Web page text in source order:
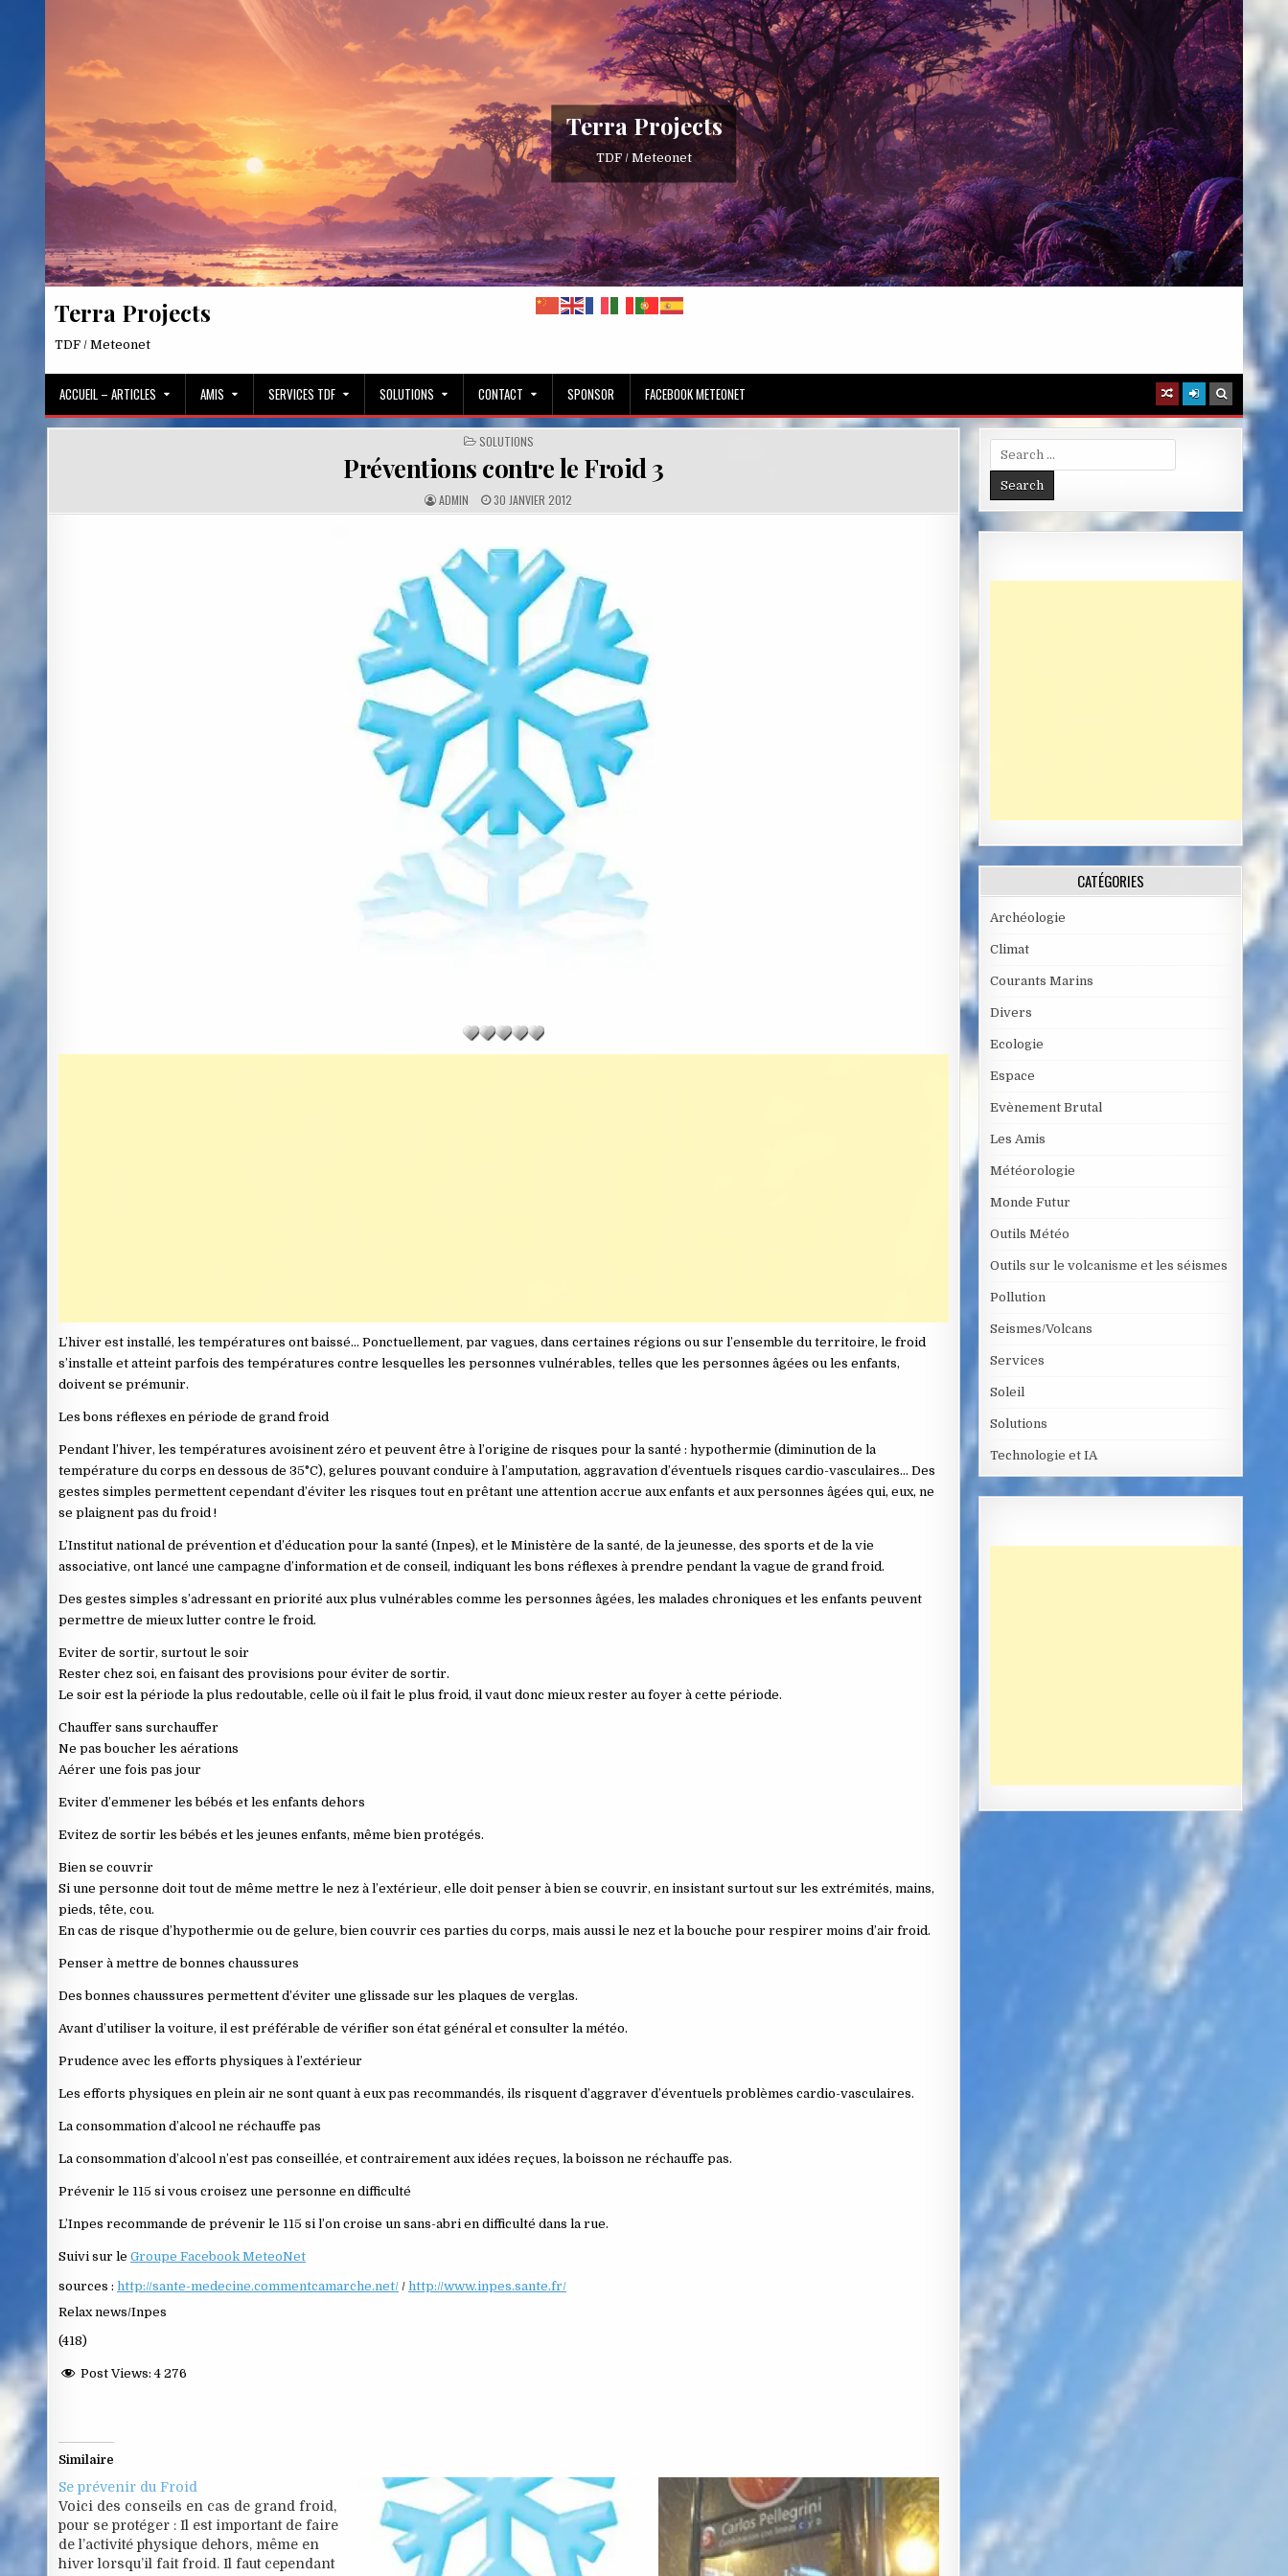
Terra Projects
TDF / Meteonet
Terra Projects
TDF / Meteonet
ACCUEIL – ARTICLES AMIS SERVICES TDF SOLUTIONS CONTACT SPONSOR FACEBOOK METEONET
POSTED
IN
SOLUTIONS
Préventions contre le Froid 3
A
U
ADMIN P
U
I
S
E
30 JANVIER 2012
L’hiver est installé, les températures ont baissé… Ponctuellement, par vagues, dans certaines régions ou sur l’ensemble du territoire, le froid
s’installe et atteint parfois des températures contre lesquelles les personnes vulnérables, telles que les personnes âgées ou les enfants,
doivent se prémunir.
Les bons réflexes en période de grand froid
Pendant l’hiver, les températures avoisinent zéro et peuvent être à l’origine de risques pour la santé : hypothermie (diminution de la
température du corps en dessous de 35°C), gelures pouvant conduire à l’amputation, aggravation d’éventuels risques cardio-vasculaires… Des
gestes simples permettent cependant d’éviter les risques tout en prêtant une attention accrue aux enfants et aux personnes âgées qui, eux, ne
se plaignent pas du froid !
L’Institut national de prévention et d’éducation pour la santé (Inpes), et le Ministère de la santé, de la jeunesse, des sports et de la vie
associative, ont lancé une campagne d’information et de conseil, indiquant les bons réflexes à prendre pendant la vague de grand froid.
Des gestes simples s’adressant en priorité aux plus vulnérables comme les personnes âgées, les malades chroniques et les enfants peuvent
permettre de mieux lutter contre le froid.
Eviter de sortir, surtout le soir
Rester chez soi, en faisant des provisions pour éviter de sortir.
Le soir est la période la plus redoutable, celle où il fait le plus froid, il vaut donc mieux rester au foyer à cette période.
Chauffer sans surchauffer
Ne pas boucher les aérations
Aérer une fois pas jour
Eviter d’emmener les bébés et les enfants dehors
Evitez de sortir les bébés et les jeunes enfants, même bien protégés.
Bien se couvrir
Si une personne doit tout de même mettre le nez à l’extérieur, elle doit penser à bien se couvrir, en insistant surtout sur les extrémités, mains,
pieds, tête, cou.
En cas de risque d’hypothermie ou de gelure, bien couvrir ces parties du corps, mais aussi le nez et la bouche pour respirer moins d’air froid.
Penser à mettre de bonnes chaussures
Des bonnes chaussures permettent d’éviter une glissade sur les plaques de verglas.
Avant d’utiliser la voiture, il est préférable de vérifier son état général et consulter la météo.
Prudence avec les efforts physiques à l’extérieur
Les efforts physiques en plein air ne sont quant à eux pas recommandés, ils risquent d’aggraver d’éventuels problèmes cardio-vasculaires.
La consommation d’alcool ne réchauffe pas
La consommation d’alcool n’est pas conseillée, et contrairement aux idées reçues, la boisson ne réchauffe pas.
Prévenir le 115 si vous croisez une personne en difficulté
L’Inpes recommande de prévenir le 115 si l’on croise un sans-abri en difficulté dans la rue.
Suivi sur leGroupe Facebook MeteoNet
sources :http://sante-medecine.commentcamarche.net/ /http://www.inpes.sante.fr/
Relax news/Inpes
(418)
Post Views: 4 276
Similaire
Se prévenir du Froid
Voici des conseils en cas de grand froid,
pour se protéger : Il est important de faire
de l’activité physique dehors, même en
hiver lorsqu’il fait froid. Il faut cependant
Search
for:
CATÉGORIES
Archéologie
Climat
Courants Marins
Divers
Ecologie
Espace
Evènement Brutal
Les Amis
Météorologie
Monde Futur
Outils Météo
Outils sur le volcanisme et les séismes
Pollution
Seismes/Volcans
Services
Soleil
Solutions
Technologie et IA